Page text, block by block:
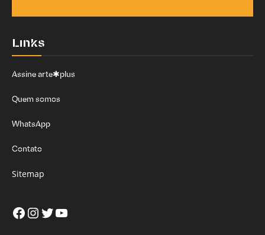
Links
Assine arte✱plus
Quem somos
WhatsApp
Contato
Sitemap
Facebook
Instagram
Twitter
Youtube